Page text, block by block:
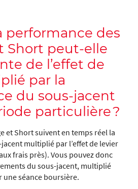
performance des
Short peut-elle
de l’effet de
par la
du sous-jacent
particulière ?
et Short suivent en temps réel la
multiplié par l’effet de levier
frais près). Vous pouvez donc
du sous-jacent, multiplié
une séance boursière.